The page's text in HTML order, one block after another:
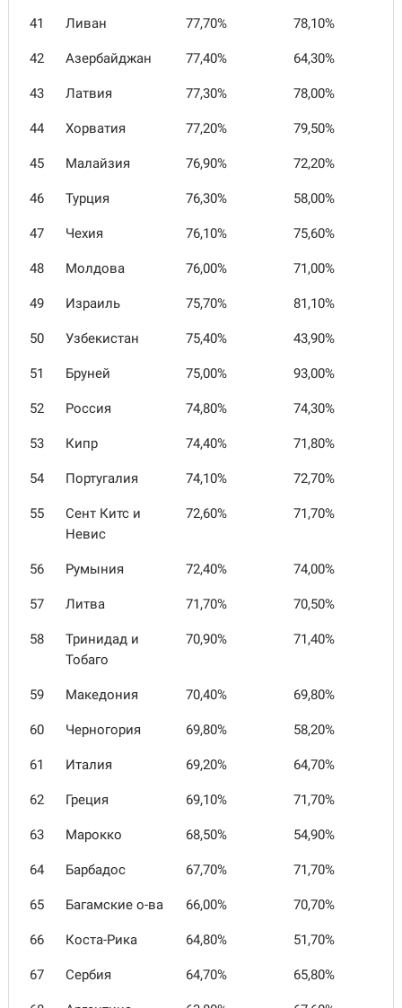
41 Ливан 77,70% 78,10%
42 Азербайджан 77,40% 64,30%
43 Латвия 77,30% 78,00%
44 Хорватия 77,20% 79,50%
45 Малайзия 76,90% 72,20%
46 Турция 76,30% 58,00%
47 Чехия 76,10% 75,60%
48 Молдова 76,00% 71,00%
49 Израиль 75,70% 81,10%
50 Узбекистан 75,40% 43,90%
51 Бруней 75,00% 93,00%
52 Россия 74,80% 74,30%
53 Кипр 74,40% 71,80%
54 Португалия 74,10% 72,70%
55
Сент Китс и
Невис
72,60% 71,70%
56 Румыния 72,40% 74,00%
57 Литва 71,70% 70,50%
58
Тринидад и
Тобаго
70,90% 71,40%
59 Македония 70,40% 69,80%
60 Черногория 69,80% 58,20%
61 Италия 69,20% 64,70%
62 Греция 69,10% 71,70%
63 Марокко 68,50% 54,90%
64 Барбадос 67,70% 71,70%
65 Багамские о-ва 66,00% 70,70%
66 Коста-Рика 64,80% 51,70%
67 Сербия 64,70% 65,80%